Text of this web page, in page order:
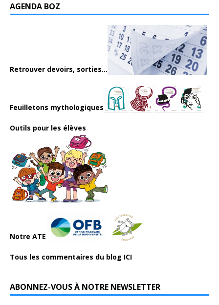
AGENDA BOZ
Retrouver devoirs, sorties...
Feuilletons mythologiques
Outils pour les élèves
Notre ATE
Tous les commentaires du blog ICI
ABONNEZ-VOUS À NOTRE NEWSLETTER